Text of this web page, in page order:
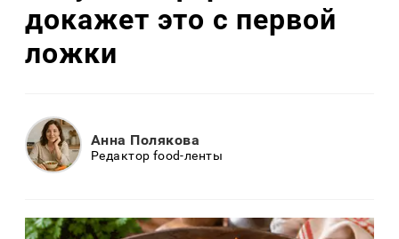
докажет это с первой
ложки
Анна Полякова
Редактор food-ленты